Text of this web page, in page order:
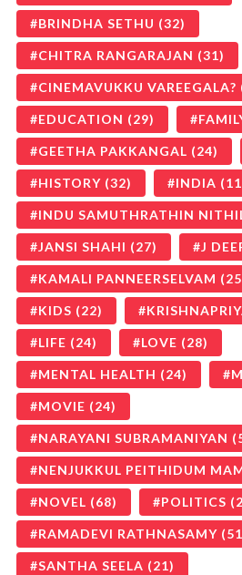
BRINDHA SETHU (32)
CHITRA RANGARAJAN (31)
CINEMAVUKKU VAREEGALA?
EDUCATION (29)
GEETHA PAKKANGAL (24)
HISTORY (32) INDIA
INDU SAMUTHRATHIN
JANSI SHAHI (27) J
KAMALI PANNEERSELVAM
KIDS (22)
LIFE (24) LOVE (28)
MENTAL HEALTH (24)
MOVIE (24)
NARAYANI SUBRAMANIYAN
NENJUKKUL PEITHIDUM
NOVEL (68) POLITICS
RAMADEVI RATHNASAMY
SANTHA SEELA (21)